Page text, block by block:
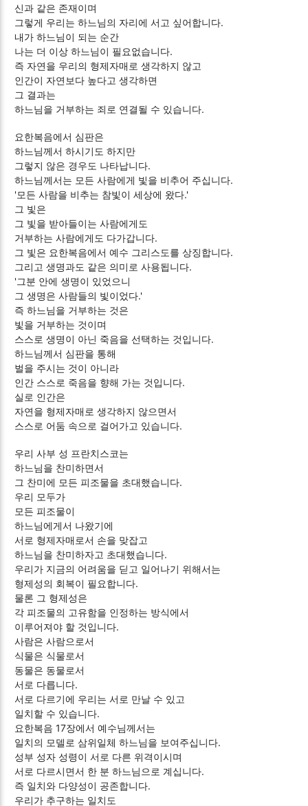
신과 같은 존재이며
그렇게 우리는 하느님의 자리에 서고 싶어합니다.
내가 하느님이 되는 순간
나는 더 이상 하느님이 필요없습니다.
즉 자연을 우리의 형제자매로 생각하지 않고
인간이 자연보다 높다고 생각하면
그 결과는
하느님을 거부하는 죄로 연결될 수 있습니다.
요한복음에서 심판은
하느님께서 하시기도 하지만
그렇지 않은 경우도 나타납니다.
하느님께서는 모든 사람에게 빛을 비추어 주십니다.
'모든 사람을 비추는 참빛이 세상에 왔다.'
그 빛은
그 빛을 받아들이는 사람에게도
거부하는 사람에게도 다가갑니다.
그 빛은 요한복음에서 예수 그리스도를 상징합니다.
그리고 생명과도 같은 의미로 사용됩니다.
'그분 안에 생명이 있었으니
그 생명은 사람들의 빛이었다.'
즉 하느님을 거부하는 것은
빛을 거부하는 것이며
스스로 생명이 아닌 죽음을 선택하는 것입니다.
하느님께서 심판을 통해
벌을 주시는 것이 아니라
인간 스스로 죽음을 향해 가는 것입니다.
실로 인간은
자연을 형제자매로 생각하지 않으면서
스스로 어둠 속으로 걸어가고 있습니다.
우리 사부 성 프란치스코는
하느님을 찬미하면서
그 찬미에 모든 피조물을 초대했습니다.
우리 모두가
모든 피조물이
하느님에게서 나왔기에
서로 형제자매로서 손을 맞잡고
하느님을 찬미하자고 초대했습니다.
우리가 지금의 어려움을 딛고 일어나기 위해서는
형제성의 회복이 필요합니다.
물론 그 형제성은
각 피조물의 고유함을 인정하는 방식에서
이루어져야 할 것입니다.
사람은 사람으로서
식물은 식물로서
동물은 동물로서
서로 다릅니다.
서로 다르기에 우리는 서로 만날 수 있고
일치할 수 있습니다.
요한복음 17장에서 예수님께서는
일치의 모델로 삼위일체 하느님을 보여주십니다.
성부 성자 성령이 서로 다른 위격이시며
서로 다르시면서 한 분 하느님으로 계십니다.
즉 일치와 다양성이 공존합니다.
우리가 추구하는 일치도